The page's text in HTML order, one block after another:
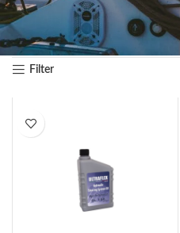
Start Shop Steuerung /
Alle 7 Ergebnisse werden angezeigt
Filter